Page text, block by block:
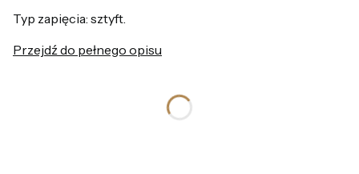
Typ zapięcia: sztyft.
Przejdź do pełnego opisu